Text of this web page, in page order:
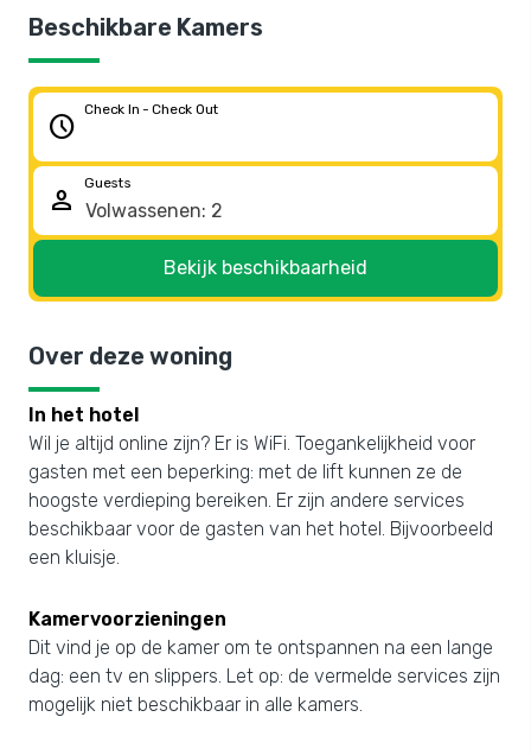
Beschikbare Kamers
schedule
Check In - Check Out
person
Guests
Bekijk beschikbaarheid
Over deze woning
In het hotel
Wil je altijd online zijn? Er is WiFi. Toegankelijkheid voor
gasten met een beperking: met de lift kunnen ze de
hoogste verdieping bereiken. Er zijn andere services
beschikbaar voor de gasten van het hotel. Bijvoorbeeld
een kluisje.
Kamervoorzieningen
Dit vind je op de kamer om te ontspannen na een lange
dag: een tv en slippers. Let op: de vermelde services zijn
mogelijk niet beschikbaar in alle kamers.